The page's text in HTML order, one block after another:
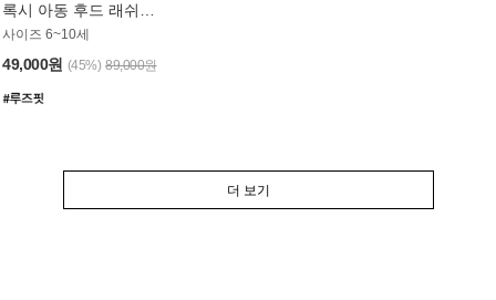
록시 아동 후드 래쉬가드 GT764MRX
사이즈 6~10세
49,000원 (45%) 89,000원
더 보기